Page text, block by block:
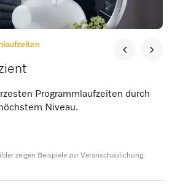
Programmlaufzeiten durch
Niveau.
zeigen Beispiele zur Veranschaulichung.